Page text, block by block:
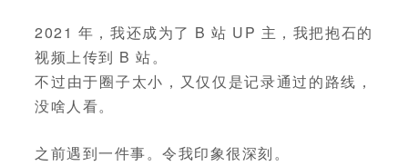
2021 年，我还成为了 B 站 UP 主，我把抱石的
视频上传到 B 站。
不过由于圈子太小，又仅仅是记录通过的路线，
没啥人看。
之前遇到一件事。令我印象很深刻。